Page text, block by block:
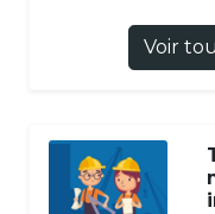
Voir